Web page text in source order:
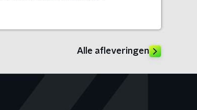
Alle afleveringen